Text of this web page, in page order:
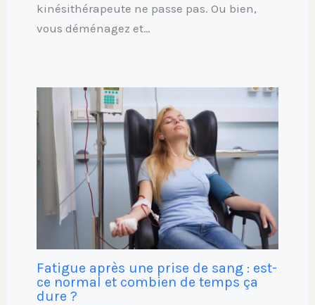
kinésithérapeute ne passe pas. Ou bien,
vous déménagez et…
Fatigue après une prise de sang : est-
ce normal et combien de temps ça
dure ?